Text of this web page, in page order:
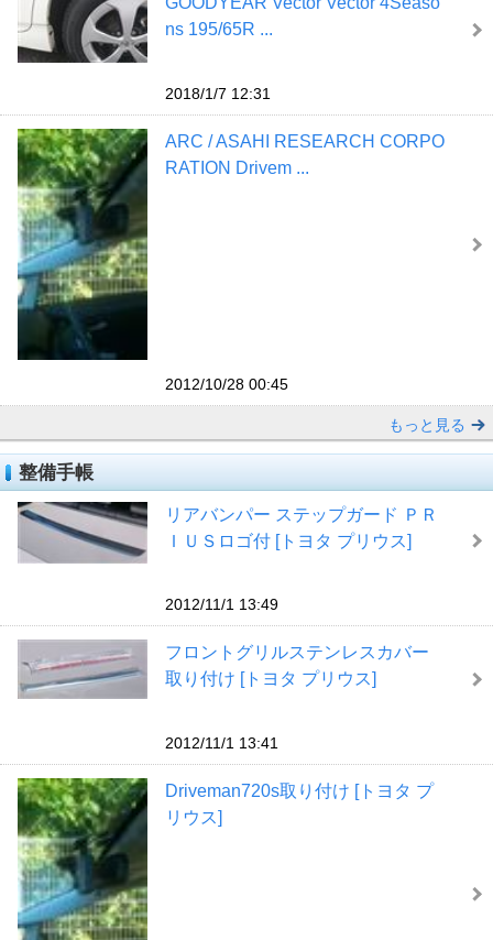
ns 195/65R ...
2018/1/7 12:31
ARC / ASAHI RESEARCH CORPO
RATION Drivem ...
2012/10/28 00:45
もっと見る
整備手帳
リアバンパー ステップガード ＰＲ
ＩＵＳロゴ付 [トヨタ プリウス]
2012/11/1 13:49
フロントグリルステンレスカバー
取り付け [トヨタ プリウス]
2012/11/1 13:41
Driveman720s取り付け [トヨタ プ
リウス]